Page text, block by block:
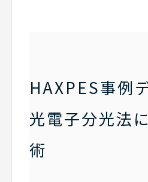
HAXPES事例
光電子分光法
術